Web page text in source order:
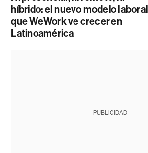
híbrido: el nuevo modelo laboral
que WeWork ve crecer en
Latinoamérica
PUBLICIDAD